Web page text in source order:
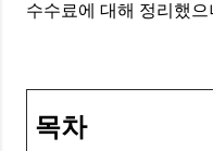
수수료에 대해 정리했
목차